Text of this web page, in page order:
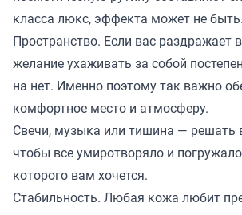
класса люкс, эффекта может не быть.
Пространство. Если вас раздражает
желание ухаживать за собой
на нет. Именно поэтому так важно
комфортное место и атмосферу.
Свечи, музыка или тишина — решать
чтобы все умиротворяло и
которого вам хочется.
Стабильность. Любая кожа любит